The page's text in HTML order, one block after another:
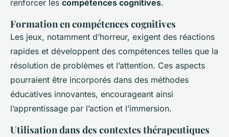
renforcer les compétences cognitives.
Formation en compétences cognitives
Les jeux, notamment d’horreur, exigent des réactions
rapides et développent des compétences telles que la
résolution de problèmes et l’attention. Ces aspects
pourraient être incorporés dans des méthodes
éducatives innovantes, encourageant ainsi
l’apprentissage par l’action et l’immersion.
Utilisation dans des contextes thérapeutiques